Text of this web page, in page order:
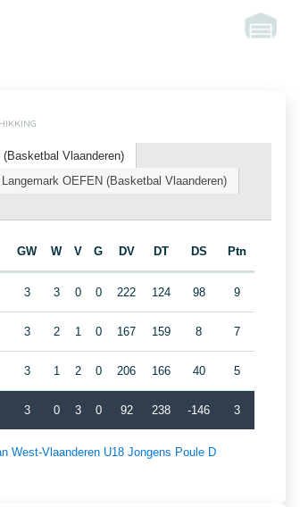
Vlaanderen)
Langemark OEFEN (Basketbal Vlaanderen)
GW W V G DV DT DS Ptn
3 3 0 0 222 124 98 9
3 2 1 0 167 159 8 7
3 1 2 0 206 166 40 5
3 0 3 0 92 238 -146 3
West-Vlaanderen U18 Jongens Poule D